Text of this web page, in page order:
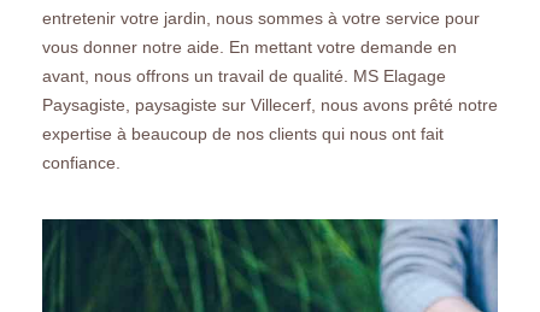
entretenir votre jardin, nous sommes à votre service pour
vous donner notre aide. En mettant votre demande en
avant, nous offrons un travail de qualité. MS Elagage
Paysagiste, paysagiste sur Villecerf, nous avons prêté notre
expertise à beaucoup de nos clients qui nous ont fait
confiance.